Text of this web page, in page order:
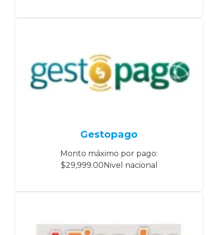
Gestopago
Monto máximo por pago:
$29,999.00Nivel nacional